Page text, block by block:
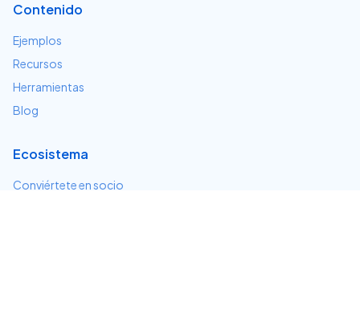
Contenido
Ejemplos
Recursos
Herramientas
Blog
Ecosistema
Conviértete en socio